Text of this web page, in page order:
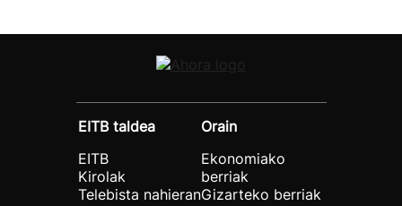
EITB taldea
EITB
Kirolak
Telebista nahieran
Orain
Ekonomiako
berriak
Gizarteko berriak